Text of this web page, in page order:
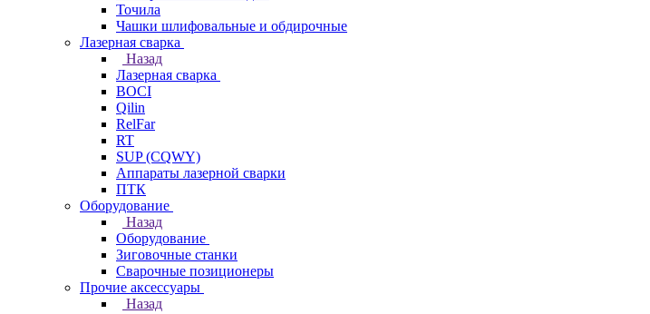
Точила
Чашки шлифовальные и обдирочные
Лазерная сварка
Назад
Лазерная сварка
BOCI
Qilin
RelFar
RT
SUP (CQWY)
Аппараты лазерной сварки
ПТК
Оборудование
Назад
Оборудование
Зиговочные станки
Сварочные позиционеры
Прочие аксессуары
Назад